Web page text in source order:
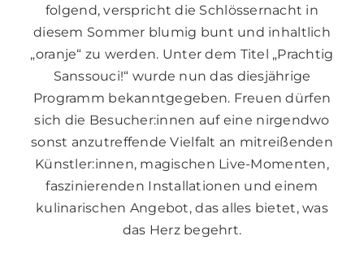
folgend, verspricht die Schlössernacht in
diesem Sommer blumig bunt und inhaltlich
„oranje“ zu werden. Unter dem Titel „Prachtig
Sanssouci!“ wurde nun das diesjährige
Programm bekanntgegeben. Freuen dürfen
sich die Besucher:innen auf eine nirgendwo
sonst anzutreffende Vielfalt an mitreißenden
Künstler:innen, magischen Live-Momenten,
faszinierenden Installationen und einem
kulinarischen Angebot, das alles bietet, was
das Herz begehrt.